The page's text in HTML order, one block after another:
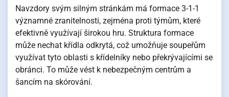
Navzdory svým silným stránkám má formace 3-1-1
významné zranitelnosti, zejména proti týmům, které
efektivně využívají širokou hru. Struktura formace
může nechat křídla odkrytá, což umožňuje soupeřům
využívat tyto oblasti s křídelníky nebo překrývajícími se
obránci. To může vést k nebezpečným centrům a
šancím na skórování.